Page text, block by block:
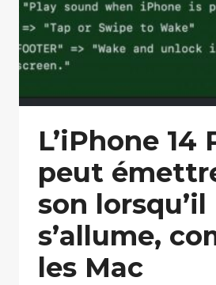
L’iPhone 14
peut
son lorsqu’il
s’allume,
les Mac